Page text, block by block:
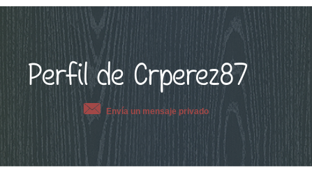
Perfil de Crperez87
Envía un mensaje privado